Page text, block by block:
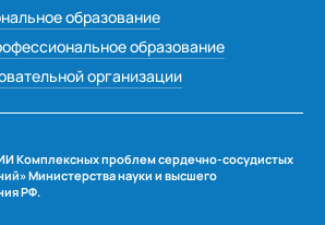
образование
образование
организации
Комплексных проблем сердечно-сосудистых
Министерства науки и высшего
РФ.